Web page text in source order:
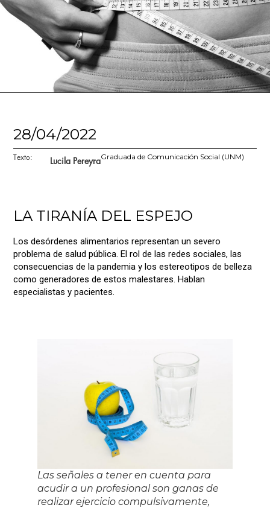
28/04/2022
Texto: Lucila PereyraGraduada de Comunicación Social (UNM)
LA TIRANÍA DEL ESPEJO
Los desórdenes alimentarios representan un severo
problema de salud pública. El rol de las redes sociales, las
consecuencias de la pandemia y los estereotipos de belleza
como generadores de estos malestares. Hablan
especialistas y pacientes.
Las señales a tener en cuenta para
acudir a un profesional son ganas de
realizar ejercicio compulsivamente,